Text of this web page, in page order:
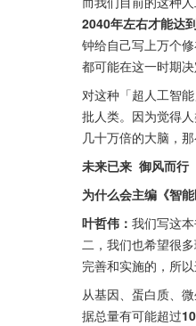
2040年左右才能达
钟给自己写上万个
都可能在这一时期
对这种「超人工智
批人类。因为觉得
几十万倍的大脑，
未来已来  御风而行
为什么会主编《智
叶哲伟： 我们写这
二，我们也希望很
完善和实施的，所
从基因、蛋白质、
据总量有可能超过